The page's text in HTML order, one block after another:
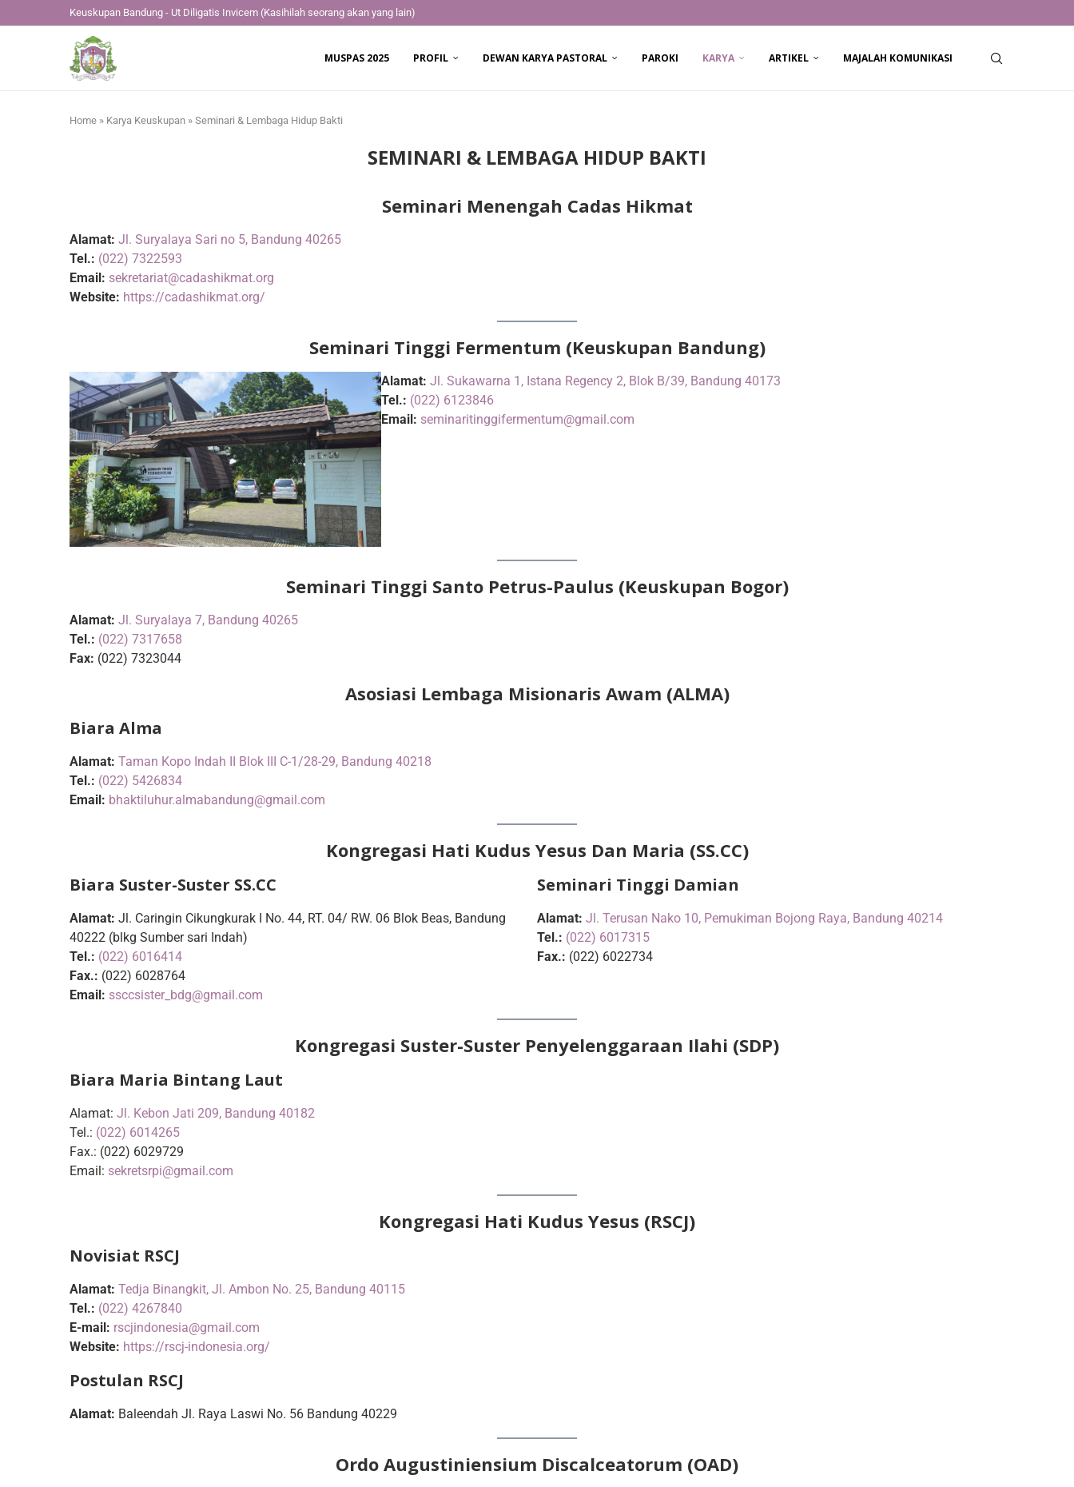
Keuskupan Bandung - Ut Diligatis Invicem (Kasihilah seorang akan yang lain)
MUSPAS 2025 PROFIL DEWAN KARYA PASTORAL PAROKI KARYA ARTIKEL MAJALAH KOMUNIKASI
Home » Karya Keuskupan » Seminari & Lembaga Hidup Bakti
SEMINARI & LEMBAGA HIDUP BAKTI
Seminari Menengah Cadas Hikmat
Alamat: Jl. Suryalaya Sari no 5, Bandung 40265
Tel.: (022) 7322593
Email: sekretariat@cadashikmat.org
Website: https://cadashikmat.org/
Seminari Tinggi Fermentum (Keuskupan Bandung)
Alamat: Jl. Sukawarna 1, Istana Regency 2, Blok B/39, Bandung 40173
Tel.: (022) 6123846
Email: seminaritinggifermentum@gmail.com
Seminari Tinggi Santo Petrus-Paulus (Keuskupan Bogor)
Alamat: Jl. Suryalaya 7, Bandung 40265
Tel.: (022) 7317658
Fax: (022) 7323044
Asosiasi Lembaga Misionaris Awam (ALMA)
Biara Alma
Alamat: Taman Kopo Indah II Blok III C-1/28-29, Bandung 40218
Tel.: (022) 5426834
Email: bhaktiluhur.almabandung@gmail.com
Kongregasi Hati Kudus Yesus Dan Maria (SS.CC)
Biara Suster-Suster SS.CC
Alamat: Jl. Caringin Cikungkurak I No. 44, RT. 04/ RW. 06 Blok Beas, Bandung
40222 (blkg Sumber sari Indah)
Tel.: (022) 6016414
Fax.: (022) 6028764
Email: ssccsister_bdg@gmail.com
Seminari Tinggi Damian
Alamat: Jl. Terusan Nako 10, Pemukiman Bojong Raya, Bandung 40214
Tel.: (022) 6017315
Fax.: (022) 6022734
Kongregasi Suster-Suster Penyelenggaraan Ilahi (SDP)
Biara Maria Bintang Laut
Alamat: Jl. Kebon Jati 209, Bandung 40182
Tel.: (022) 6014265
Fax.: (022) 6029729
Email: sekretsrpi@gmail.com
Kongregasi Hati Kudus Yesus (RSCJ)
Novisiat RSCJ
Alamat: Tedja Binangkit, Jl. Ambon No. 25, Bandung 40115
Tel.: (022) 4267840
E-mail: rscjindonesia@gmail.com
Website: https://rscj-indonesia.org/
Postulan RSCJ
Alamat: Baleendah Jl. Raya Laswi No. 56 Bandung 40229
Ordo Augustiniensium Discalceatorum (OAD)